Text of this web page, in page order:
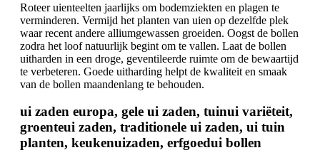
Roteer uienteelten jaarlijks om bodemziekten en plagen te
verminderen. Vermijd het planten van uien op dezelfde plek
waar recent andere alliumgewassen groeiden. Oogst de bollen
zodra het loof natuurlijk begint om te vallen. Laat de bollen
uitharden in een droge, geventileerde ruimte om de bewaartijd
te verbeteren. Goede uitharding helpt de kwaliteit en smaak
van de bollen maandenlang te behouden.
ui zaden europa, gele ui zaden, tuinui variëteit,
groenteui zaden, traditionele ui zaden, ui tuin
planten, keukenuizaden, erfgoedui bollen